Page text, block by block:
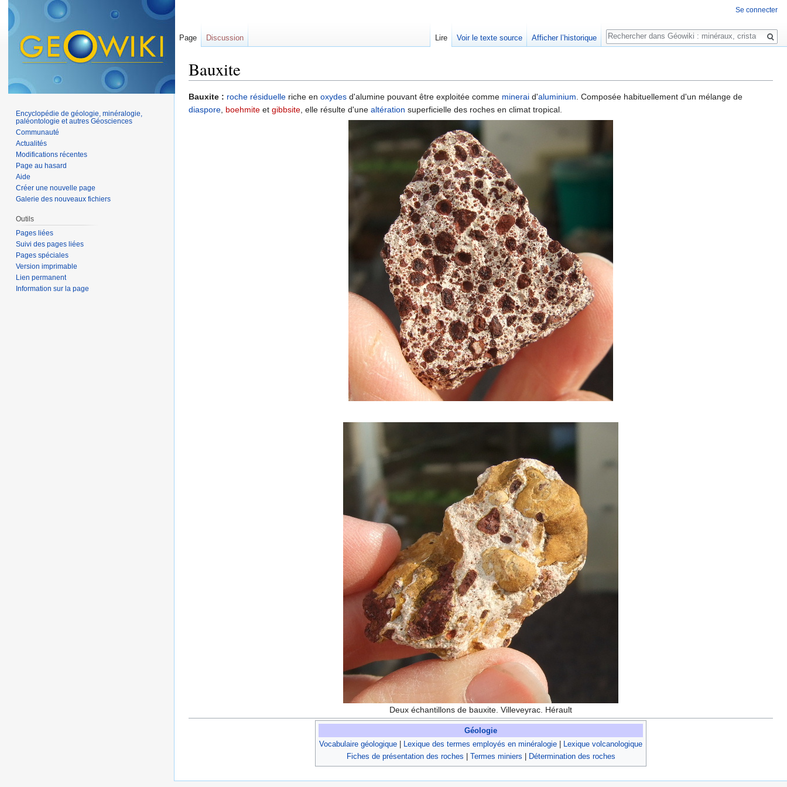
Bauxite
Bauxite : roche résiduelle riche en oxydes d'alumine pouvant être exploitée comme minerai d'aluminium. Composée habituellement d'un mélange de
diaspore, boehmite et gibbsite, elle résulte d'une altération superficielle des roches en climat tropical.
Deux échantillons de bauxite. Villeveyrac. Hérault
Géologie
Vocabulaire géologique
Lexique des termes employés en minéralogie
Lexique volcanologique
Fiches de présentation des roches
Termes miniers Détermination des roches
Se connecter
Page Discussion Lire Voir le texte source Afficher l’historique
Rechercher
Encyclopédie de géologie, minéralogie,
paléontologie et autres Géosciences
Communauté
Actualités
Modifications récentes
Page au hasard
Aide
Créer une nouvelle page
Galerie des nouveaux fichiers
Outils
Pages liées
Suivi des pages liées
Pages spéciales
Version imprimable
Lien permanent
Information sur la page